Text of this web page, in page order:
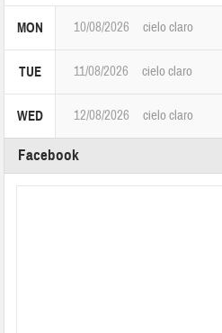
MON 10/08/2026 cielo claro
TUE 11/08/2026 cielo claro
WED 12/08/2026 cielo claro
Facebook